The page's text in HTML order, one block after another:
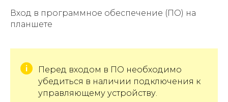
Вход в программное обеспечение (ПО) на
планшете
Перед входом в ПО необходимо
убедиться в наличии подключения к
управляющему устройству.